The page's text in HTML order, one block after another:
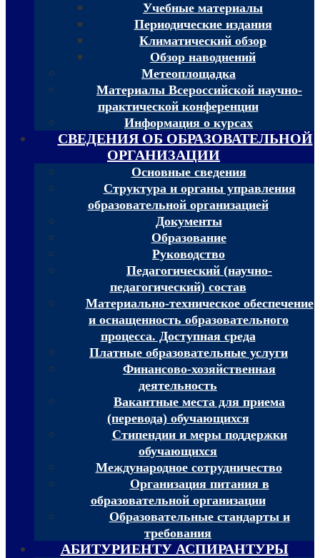
Учебные материалы
Периодические издания
Климатический обзор
Обзор наводнений
Метеоплощадка
Материалы Всероссийской научно-
практической конференции
Информация о курсах
СВЕДЕНИЯ ОБ ОБРАЗОВАТЕЛЬНОЙ
ОРГАНИЗАЦИИ
Основные сведения
Структура и органы управления
образовательной организацией
Документы
Образование
Руководство
Педагогический (научно-
педагогический) состав
Материально-техническое обеспечение
и оснащенность образовательного
процесса. Доступная среда
Платные образовательные услуги
Финансово-хозяйственная
деятельность
Вакантные места для приема
(перевода) обучающихся
Стипендии и меры поддержки
обучающихся
Международное сотрудничество
Организация питания в
образовательной организации
Образовательные стандарты и
требования
АБИТУРИЕНТУ АСПИРАНТУРЫ